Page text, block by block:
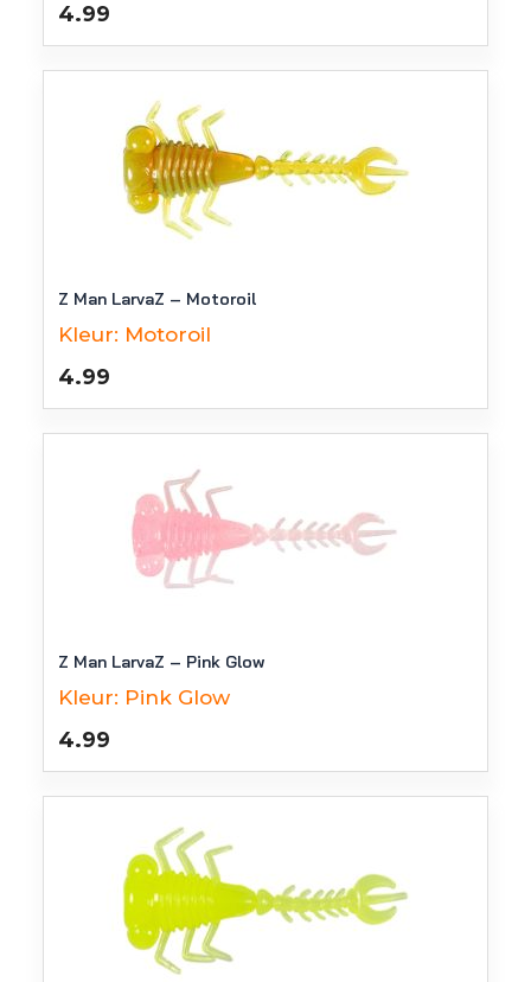
4.99
Z Man LarvaZ – Motoroil
Kleur: Motoroil
4.99
Z Man LarvaZ – Pink Glow
Kleur: Pink Glow
4.99